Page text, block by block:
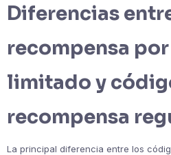
Diferencias
recompensa
limitado y
recompensa
La principal diferencia entre los